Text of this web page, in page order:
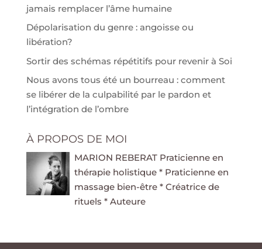
jamais remplacer l’âme humaine
Dépolarisation du genre : angoisse ou
libération?
Sortir des schémas répétitifs pour revenir à Soi
Nous avons tous été un bourreau : comment
se libérer de la culpabilité par le pardon et
l’intégration de l’ombre
À PROPOS DE MOI
MARION REBERAT Praticienne en
thérapie holistique * Praticienne en
massage bien-être * Créatrice de
rituels * Auteure